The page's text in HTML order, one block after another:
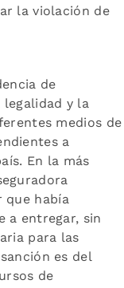
la violación de
de
y la
medios de
a
En la más
que había
a entregar, sin
para las
es del
de